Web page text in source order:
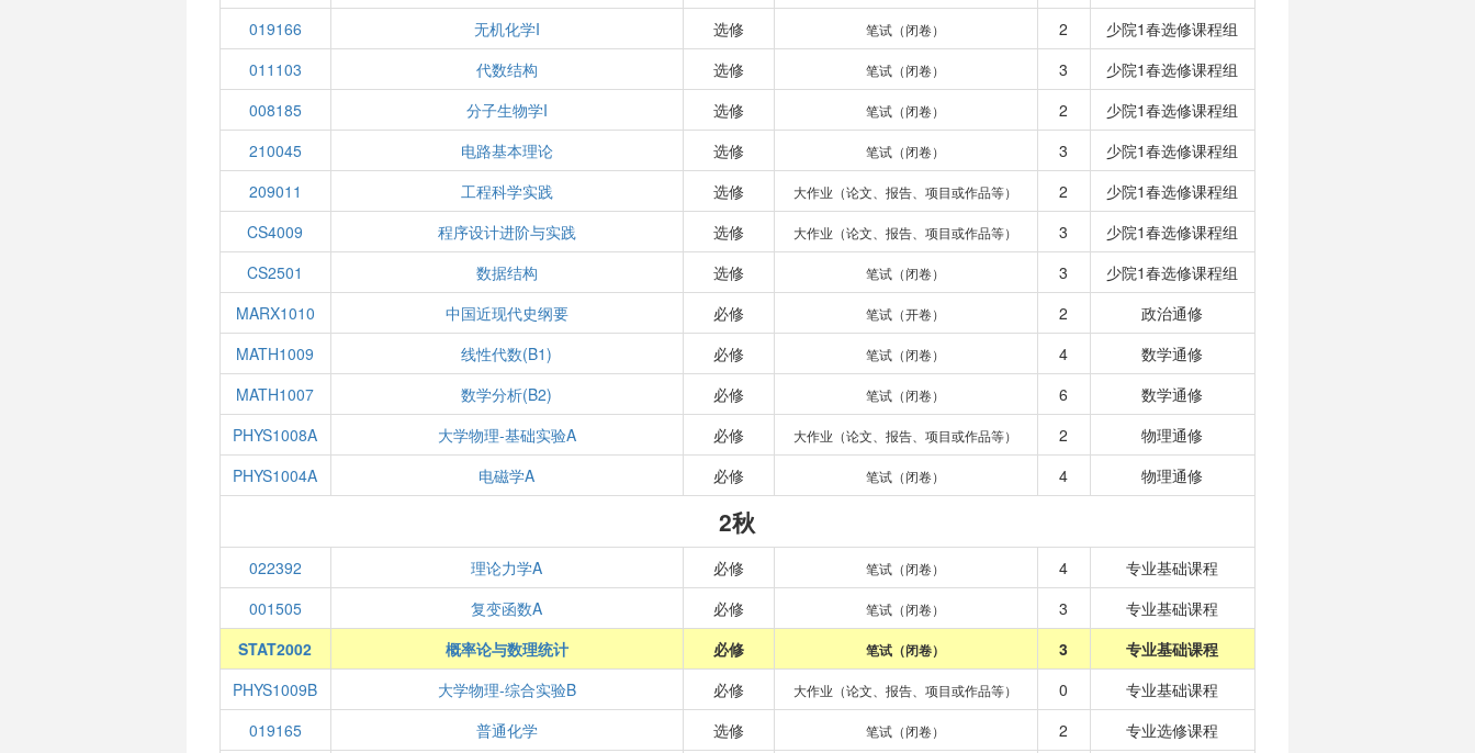
019166
无机化学I 选修 笔试（闭卷） 2
少院1春选修课程组
011103
代数结构 选修 笔试（闭卷） 3
少院1春选修课程组
008185
分子生物学I 选修 笔试（闭卷） 2
少院1春选修课程组
210045
电路基本理论 选修 笔试（闭卷） 3
少院1春选修课程组
209011
工程科学实践 选修 大作业（论文、报告、项目或作品等） 2
少院1春选修课程组
CS4009
程序设计进阶与实践 选修 大作业（论文、报告、项目或作品等） 3
少院1春选修课程组
CS2501
数据结构 选修 笔试（闭卷） 3
少院1春选修课程组
MARX1010
中国近现代史纲要 必修 笔试（开卷） 2
政治通修
MATH1009
线性代数(B1) 必修 笔试（闭卷） 4
数学通修
MATH1007
数学分析(B2) 必修 笔试（闭卷） 6
数学通修
PHYS1008A
大学物理-基础实验A 必修 大作业（论文、报告、项目或作品等） 2
物理通修
PHYS1004A
电磁学A 必修 笔试（闭卷） 4 物理通修
2秋
022392 理论力学A 必修 笔试（闭卷） 4
专业基础课程
001505
复变函数A 必修 笔试（闭卷） 3
专业基础课程
STAT2002
概率论与数理统计 必修 笔试（闭卷） 3
专业基础课程
PHYS1009B
大学物理-综合实验B 必修 大作业（论文、报告、项目或作品等） 0
专业基础课程
019165
普通化学 选修 笔试（闭卷） 2
专业选修课程